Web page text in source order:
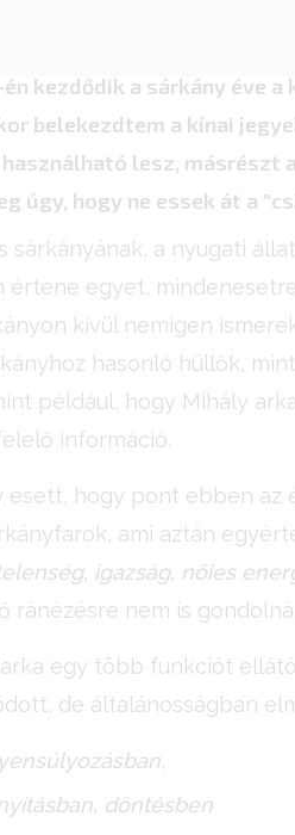
kezdődik a sárkány éve
belekezdtem a kínai
lesz, másrészt
úgy, hogy ne essek át a
sárkányának, a nyugati
értene egyet,
kívül nemigen
hasonló hüllők,
például, hogy Mihály
információ.
esett, hogy pont ebben az
ami aztán
igazság, nőies
ránézésre nem is
egy több funkciót
de általánosságban
,
döntésben